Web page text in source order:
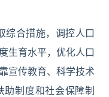
综合措施，调控人口
生育水平，优化人口
宣传教育、科学技术
制度和社会保障制